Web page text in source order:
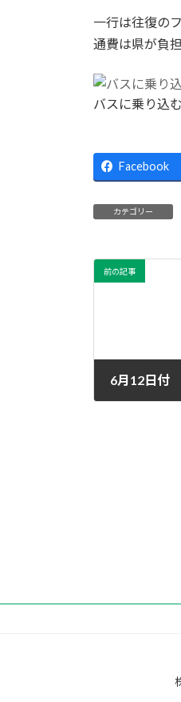
一行は往復の
通費は県が負
バスに乗り込
Facebook
カテゴリー
前の記事
6月12日付